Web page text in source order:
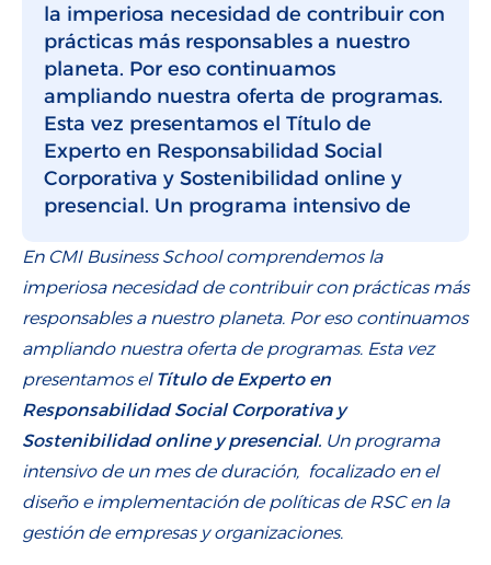
la imperiosa necesidad de contribuir con
prácticas más responsables a nuestro
planeta. Por eso continuamos
ampliando nuestra oferta de programas.
Esta vez presentamos el Título de
Experto en Responsabilidad Social
Corporativa y Sostenibilidad online y
presencial. Un programa intensivo de
En CMI Business School comprendemos la
imperiosa necesidad de contribuir con prácticas más
responsables a nuestro planeta. Por eso continuamos
ampliando nuestra oferta de programas. Esta vez
presentamos el Título de Experto en
Responsabilidad Social Corporativa y
Sostenibilidad online y presencial. Un programa
intensivo de un mes de duración, focalizado en el
diseño e implementación de políticas de RSC en la
gestión de empresas y organizaciones.